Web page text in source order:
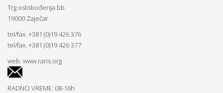
Trg oslobođenja bb
19000 Zaječar
tel/fax. +381 (0)19 426 376
tel/fax. +381 (0)19 426 377
web. www.raris.org
RADNO VREME: 08-16h